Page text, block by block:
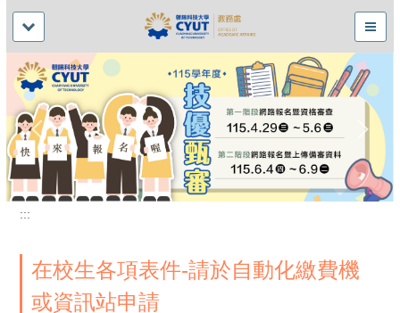
:::
在校生各項表件-請於自動化繳費機
或資訊站申請